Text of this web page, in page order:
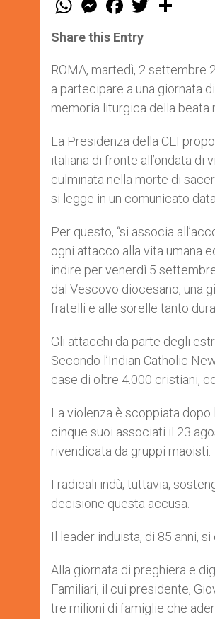
t
s
p
p
e
s
e
g
e
r
a
e
b
o
k
w
r
Share this Entry
ROMA, martedì, 2 settembre
a partecipare a una giornata
memoria liturgica della beata
La Presidenza della CEI
italiana di fronte all’ondata di
culminata nella morte di
si legge in un comunicato
Per questo, “si associa
ogni attacco alla vita umana
indire per venerdì 5
dal Vescovo diocesano, una
fratelli e alle sorelle tanto
Gli attacchi da parte degli
Secondo l’Indian Catholic
case di oltre 4.000 cristiani,
La violenza è scoppiata dopo
cinque suoi associati il 23
rivendicata da gruppi maoisti.
I radicali indù, tuttavia,
decisione questa accusa.
Il leader induista, di 85 anni,
Alla giornata di preghiera e
Familiari, il cui presidente,
tre milioni di famiglie che